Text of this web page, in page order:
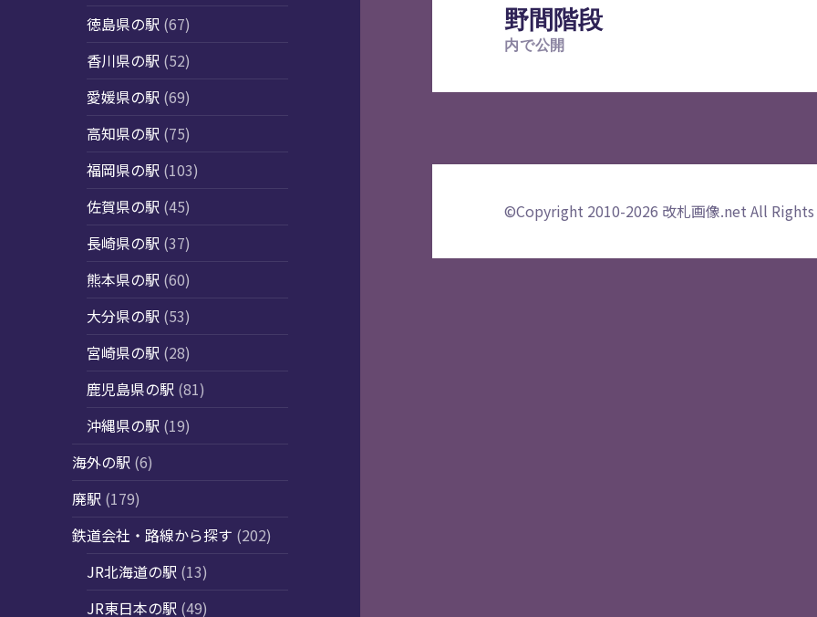
徳島県の駅 (67)
香川県の駅 (52)
愛媛県の駅 (69)
高知県の駅 (75)
福岡県の駅 (103)
佐賀県の駅 (45)
長崎県の駅 (37)
熊本県の駅 (60)
大分県の駅 (53)
宮崎県の駅 (28)
鹿児島県の駅 (81)
沖縄県の駅 (19)
海外の駅 (6)
廃駅 (179)
鉄道会社・路線から探す (202)
JR北海道の駅 (13)
JR東日本の駅 (49)
ゲ
野間階段
内で公開
©Copyright 2010-2026 改札画像.net All